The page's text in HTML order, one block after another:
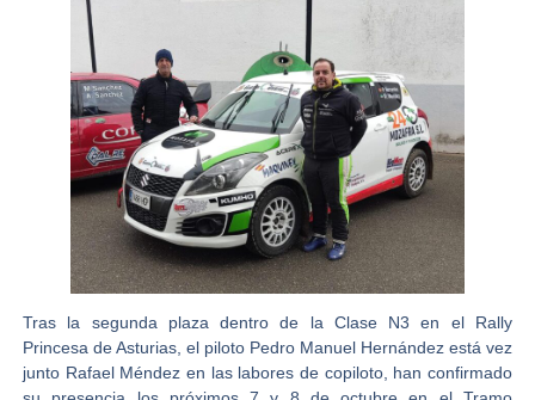
Tras la segunda plaza dentro de la Clase N3 en el Rally
Princesa de Asturias, el piloto Pedro Manuel Hernándezestá vez
juntoRafael Méndez en las labores de copiloto, han confirmado